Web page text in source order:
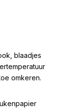
blaadjes
omkeren.